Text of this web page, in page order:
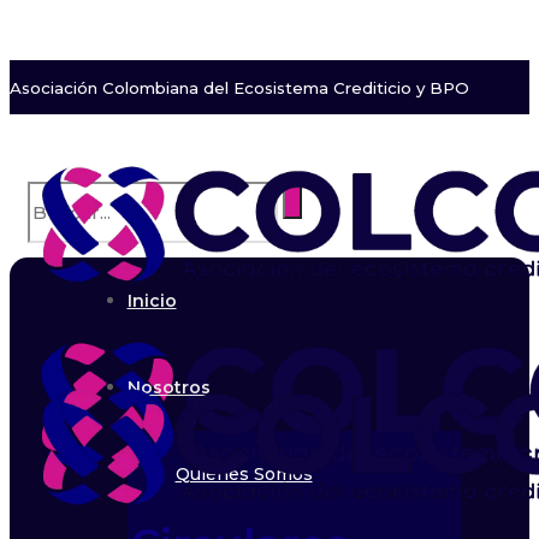
Asociación Colombiana del Ecosistema Crediticio y BPO
Inicio
Nosotros
Quiénes Somos